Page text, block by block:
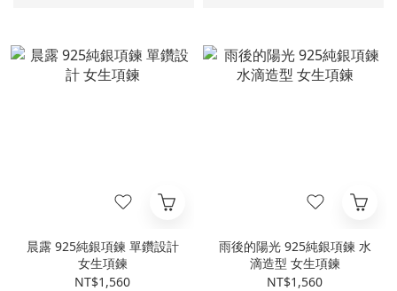
晨露 925純銀項鍊 單鑽設計
女生項鍊
NT$1,560
雨後的陽光 925純銀項鍊 水
滴造型 女生項鍊
NT$1,560